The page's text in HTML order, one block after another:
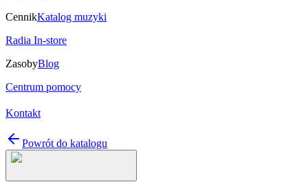
CennikKatalog muzyki
Radia In-store
ZasobyBlog
Centrum pomocy
Kontakt
Powrót do katalogu